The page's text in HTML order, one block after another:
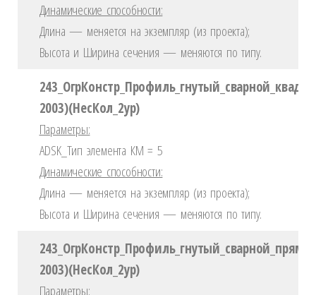
Динамические способности:
Длина — меняется на экземпляр (из проекта);
Высота и Ширина сечения — меняются по типу.
2003)(НесКол_2ур)
Параметры:
ADSK_Тип элемента КМ = 5
Динамические способности:
Длина — меняется на экземпляр (из проекта);
Высота и Ширина сечения — меняются по типу.
2003)(НесКол_2ур)
Параметры: